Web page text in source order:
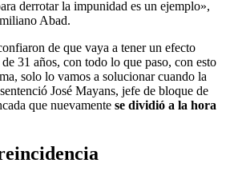
derrotar la impunidad es un ejemplo»,
Abad.
de que vaya a tener un efecto
31 años, con todo lo que paso, con esto
solo lo vamos a solucionar cuando la
José Mayans, jefe de bloque de
que nuevamente se dividió a la hora